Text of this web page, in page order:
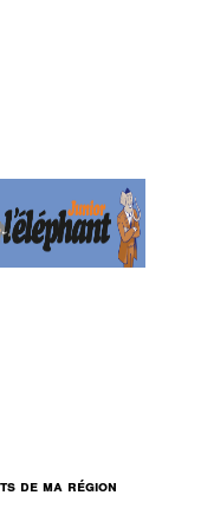
de ma région